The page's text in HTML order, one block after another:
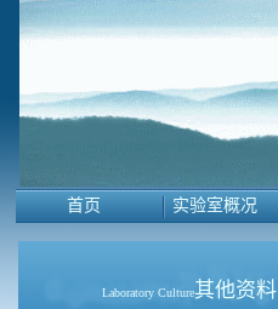
首页 实验室概况
Laboratory Culture其他资料